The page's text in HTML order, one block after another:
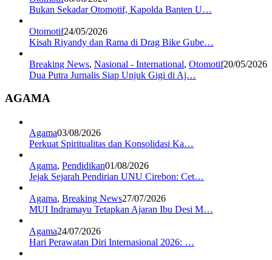
Bukan Sekadar Otomotif, Kapolda Banten U…
Otomotif24/05/2026
Kisah Riyandy dan Rama di Drag Bike Gube…
Breaking News, Nasional - International, Otomotif20/05/2026
Dua Putra Jurnalis Siap Unjuk Gigi di Aj…
AGAMA
Agama03/08/2026
Perkuat Spiritualitas dan Konsolidasi Ka…
Agama, Pendidikan01/08/2026
Jejak Sejarah Pendirian UNU Cirebon: Cet…
Agama, Breaking News27/07/2026
MUI Indramayu Tetapkan Ajaran Ibu Desi M…
Agama24/07/2026
Hari Perawatan Diri Internasional 2026: …